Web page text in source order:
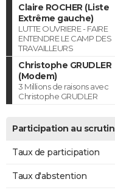
Claire ROCHER (Liste
Extrême gauche)
LUTTE OUVRIERE - FAIRE
ENTENDRE LE CAMP DES
TRAVAILLEURS
Christophe GRUDLER
(Modem)
3 Millions de raisons avec
Christophe GRUDLER
Participation au scrutin
Taux de participation
Taux d'abstention